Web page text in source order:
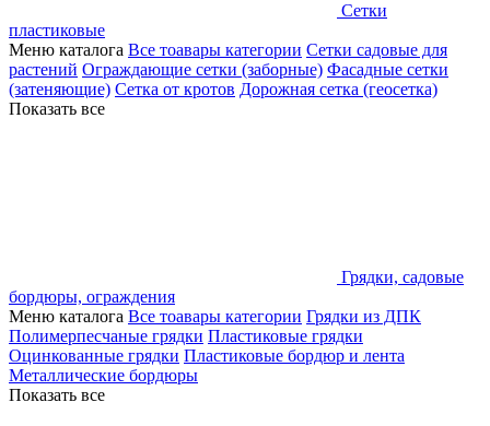
Сетки
пластиковые
Меню каталога Все тоавары категории Сетки садовые для
растений Ограждающие сетки (заборные) Фасадные сетки
(затеняющие) Сетка от кротов Дорожная сетка (геосетка)
Показать все
Грядки, садовые
бордюры, ограждения
Меню каталога Все тоавары категории Грядки из ДПК
Полимерпесчаные грядки Пластиковые грядки
Оцинкованные грядки Пластиковые бордюр и лента
Металлические бордюры
Показать все